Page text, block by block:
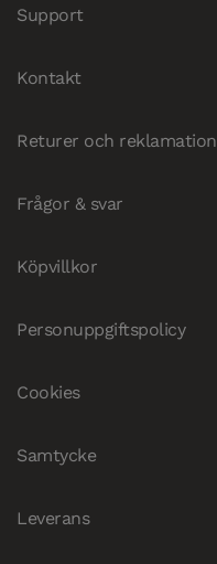
Support
Kontakt
Returer och reklamation
Frågor & svar
Köpvillkor
Personuppgiftspolicy
Cookies
Samtycke
Leverans